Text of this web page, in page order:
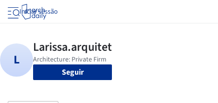
Iniciar sessão
Seguir